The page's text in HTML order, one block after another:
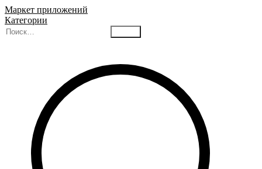
Маркет приложений
Категории